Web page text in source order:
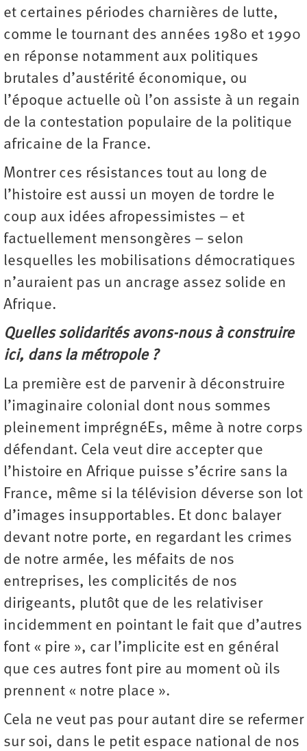
et certaines périodes charnières de lutte,
comme le tournant des années 1980 et 1990
en réponse notamment aux politiques
brutales d’austérité économique, ou
l’époque actuelle où l’on assiste à un regain
de la contestation populaire de la politique
africaine de la France.
Montrer ces résistances tout au long de
l’histoire est aussi un moyen de tordre le
coup aux idées afropessimistes – et
factuellement mensongères – selon
lesquelles les mobilisations démocratiques
n’auraient pas un ancrage assez solide en
Afrique.
Quelles solidarités avons-nous à construire
ici, dans la métropole ?
La première est de parvenir à déconstruire
l’imaginaire colonial dont nous sommes
pleinement imprégnéEs, même à notre corps
défendant. Cela veut dire accepter que
l’histoire en Afrique puisse s’écrire sans la
France, même si la télévision déverse son lot
d’images insupportables. Et donc balayer
devant notre porte, en regardant les crimes
de notre armée, les méfaits de nos
entreprises, les complicités de nos
dirigeants, plutôt que de les relativiser
incidemment en pointant le fait que d’autres
font « pire », car l’implicite est en général
que ces autres font pire au moment où ils
prennent « notre place ».
Cela ne veut pas pour autant dire se refermer
sur soi, dans le petit espace national de nos